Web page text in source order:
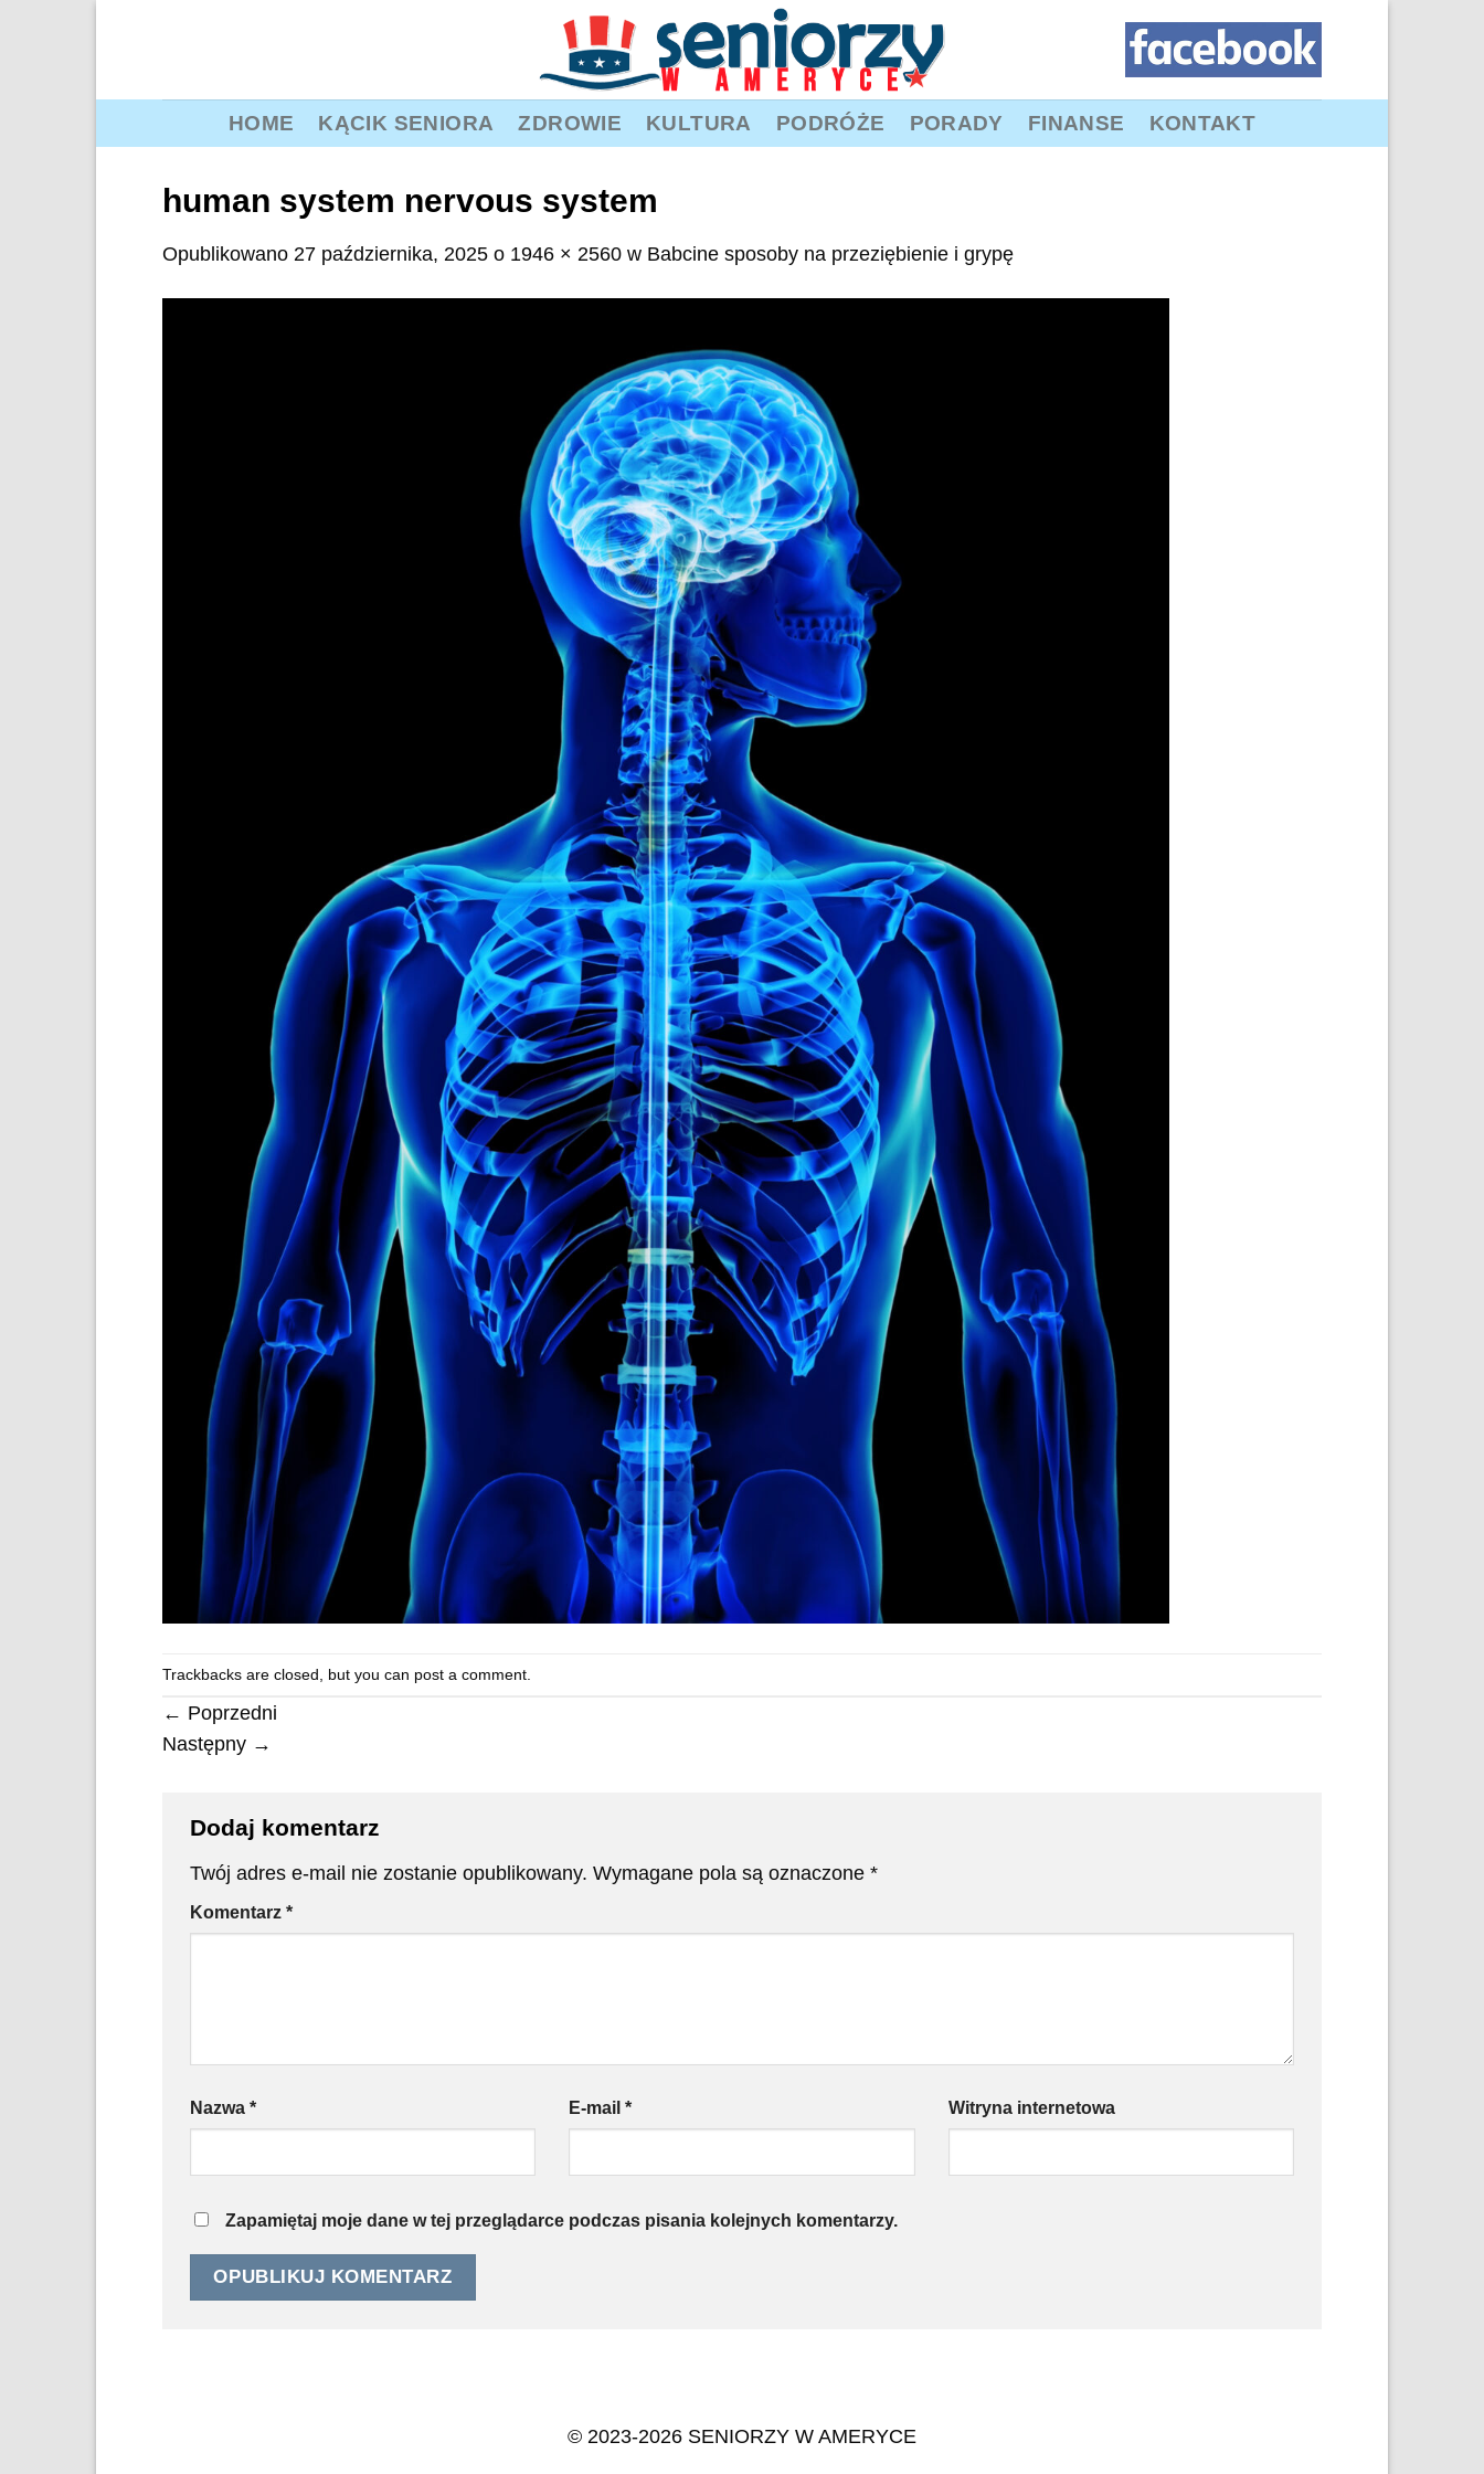
HOME KĄCIK SENIORA ZDROWIE KULTURA PODRÓŻE PORADY FINANSE KONTAKT
human system nervous system
Opublikowano 27 października, 2025 o 1946 × 2560 w Babcine sposoby na przeziębienie i grypę
Trackbacks are closed, but you can post a comment
← Poprzedni
Następny →
Dodaj komentarz
Twój adres e-mail nie zostanie opublikowany. Wymagane pola są oznaczone *
Komentarz *
Nazwa * E-mail* Witryna internetowa
Zapamiętaj moje dane w tej przeglądarce podczas pisania kolejnych komentarzy.
© 2023-2026 SENIORZY W AMERYCE